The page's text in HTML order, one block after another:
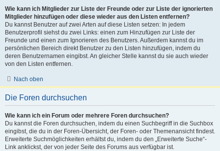
Wie kann ich Mitglieder zur Liste der Freunde oder zur Liste der ignorierten
Mitglieder hinzufügen oder diese wieder aus den Listen entfernen?
Du kannst Benutzer auf zwei Arten auf diese Listen setzen: In jedem
Benutzerprofil siehst du zwei Links: einen zum Hinzufügen zur Liste der
Freunde und einen zum Ignorieren des Benutzers. Außerdem kannst du im
persönlichen Bereich direkt Benutzer zu den Listen hinzufügen, indem du
deren Benutzernamen eingibst. An gleicher Stelle kannst du sie auch wieder
von den Listen entfernen.
Nach oben
Die Foren durchsuchen
Wie kann ich ein Forum oder mehrere Foren durchsuchen?
Du kannst die Foren durchsuchen, indem du einen Suchbegriff in die Suchbox
eingibst, die du in der Foren-Übersicht, der Foren- oder Themenansicht findest.
Erweiterte Suchmöglichkeiten erhältst du, indem du den „Erweiterte Suche“-
Link anklickst, der von jeder Seite des Forums aus verfügbar ist.